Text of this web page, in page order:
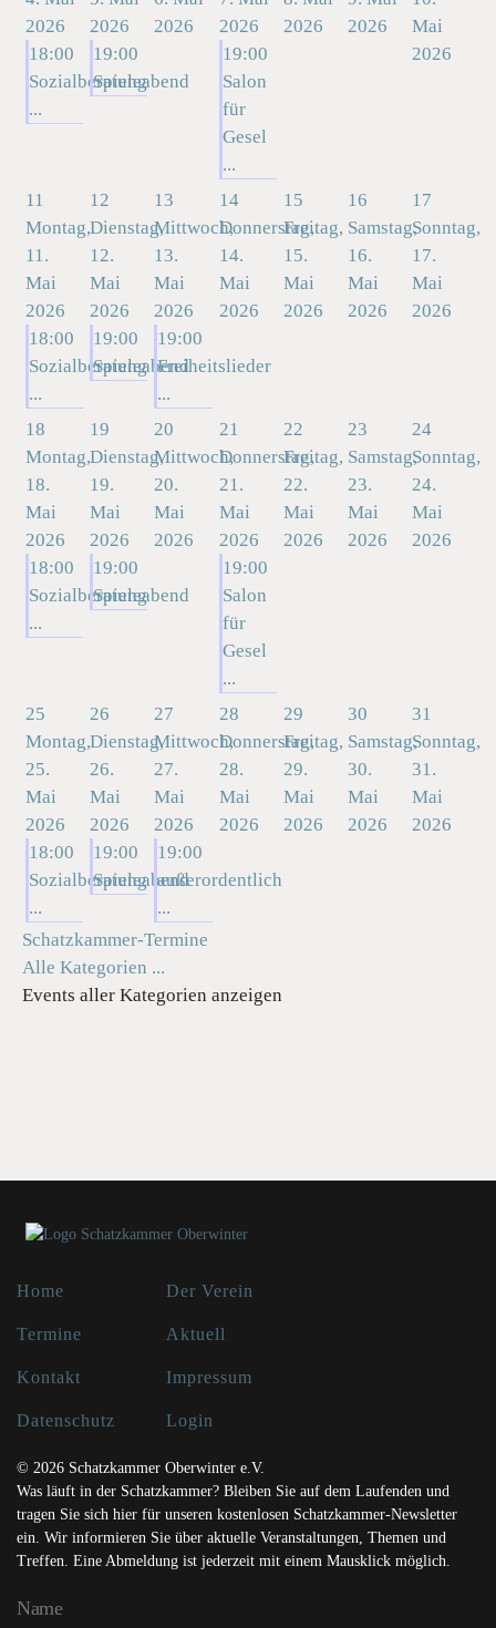
2026
18:00
Sozialberatung
...
2026
19:00
Spieleabend
2026
2026
19:00
Salon
für
Gesel
...
2026
2026
Mai
2026
11
Montag,
11.
Mai
2026
18:00
Sozialberatung
...
12
Dienstag,
12.
Mai
2026
19:00
Spieleabend
13
Mittwoch,
13.
Mai
2026
19:00
Freiheitslieder
...
14
Donnerstag,
14.
Mai
2026
15
Freitag,
15.
Mai
2026
16
Samstag,
16.
Mai
2026
17
Sonntag,
17.
Mai
2026
18
Montag,
18.
Mai
2026
18:00
Sozialberatung
...
19
Dienstag,
19.
Mai
2026
19:00
Spieleabend
20
Mittwoch,
20.
Mai
2026
21
Donnerstag,
21.
Mai
2026
19:00
Salon
für
Gesel
...
22
Freitag,
22.
Mai
2026
23
Samstag,
23.
Mai
2026
24
Sonntag,
24.
Mai
2026
25
Montag,
25.
Mai
2026
18:00
Sozialberatung
...
26
Dienstag,
26.
Mai
2026
19:00
Spieleabend
27
Mittwoch,
27.
Mai
2026
19:00
außerordentlich
...
28
Donnerstag,
28.
Mai
2026
29
Freitag,
29.
Mai
2026
30
Samstag,
30.
Mai
2026
31
Sonntag,
31.
Mai
2026
Schatzkammer-Termine
Alle Kategorien ...
Events aller Kategorien anzeigen
Home Der Verein
Termine Aktuell
Kontakt Impressum
Datenschutz Login
© 2026 Schatzkammer Oberwinter e.V.
Was läuft in der Schatzkammer? Bleiben Sie auf dem Laufenden und
tragen Sie sich hier für unseren kostenlosen Schatzkammer-Newsletter
ein. Wir informieren Sie über aktuelle Veranstaltungen, Themen und
Treffen. Eine Abmeldung ist jederzeit mit einem Mausklick möglich.